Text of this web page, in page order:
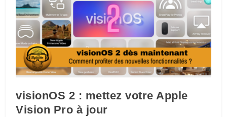
visionOS 2 : mettez votre Apple
Vision Pro à jour